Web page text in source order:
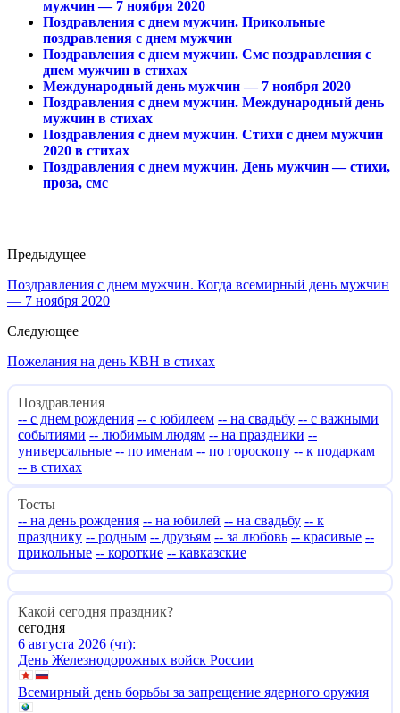
мужчин — 7 ноября 2020
Поздравления с днем мужчин. Прикольные
поздравления с днем мужчин
Поздравления с днем мужчин. Смс поздравления с
днем мужчин в стихах
Международный день мужчин — 7 ноября 2020
Поздравления с днем мужчин. Международный день
мужчин в стихах
Поздравления с днем мужчин. Стихи с днем мужчин
2020 в стихах
Поздравления с днем мужчин. День мужчин — стихи,
проза, смс
Предыдущее
Поздравления с днем мужчин. Когда всемирный день мужчин
— 7 ноября 2020
Следующее
Пожелания на день КВН в стихах
Поздравления
-- с днем рождения -- с юбилеем -- на свадьбу -- с важными
событиями -- любимым людям -- на праздники --
универсальные -- по именам -- по гороскопу -- к подаркам
-- в стихах
Тосты
-- на день рождения -- на юбилей -- на свадьбу -- к
празднику -- родным -- друзьям -- за любовь -- красивые --
прикольные -- короткие -- кавказские
Какой сегодня праздник?
сегодня
6 августа 2026 (чт):
День Железнодорожных войск России
Всемирный день борьбы за запрещение ядерного оружия